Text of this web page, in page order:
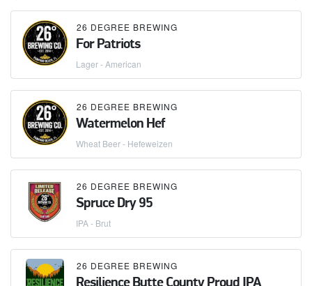
26 DEGREE BREWING
For Patriots
Lager - American
26 DEGREE BREWING
Watermelon Hef
Wheat Beer - Hefeweizen
26 DEGREE BREWING
Spruce Dry 95
IPA - Brut
26 DEGREE BREWING